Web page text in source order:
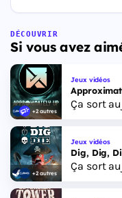
Floride, et sa ville Vice
pour la première fois
jouables, Jason et
première héroïne
DÉCOUVRIR
Si vous avez
+2 autres
Jeux vidéos
Ça sort
+2 autres
Jeux vidéos
Dig, Dig,
Ça sort